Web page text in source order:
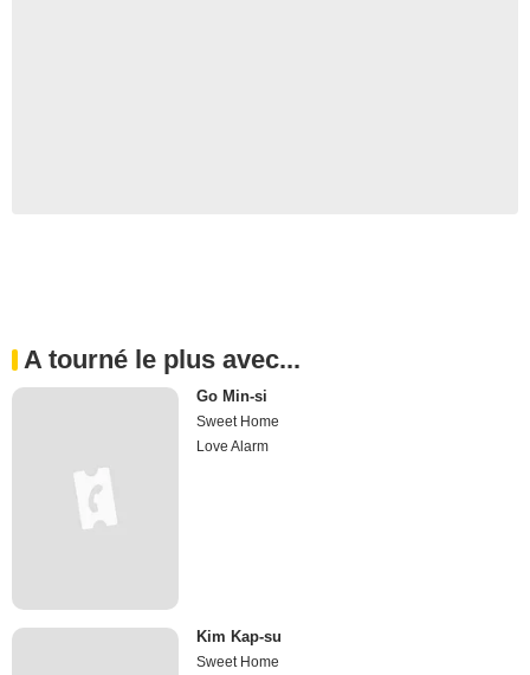
A tourné le plus avec...
Go Min-si
Sweet Home
Love Alarm
Kim Kap-su
Sweet Home